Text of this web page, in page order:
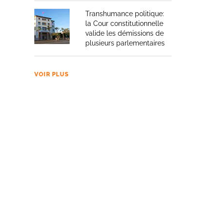
Transhumance politique:
la Cour constitutionnelle
valide les démissions de
plusieurs parlementaires
VOIR PLUS